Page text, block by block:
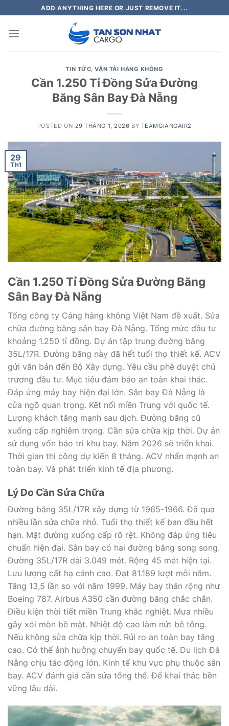
to
content
ADD ANYTHING HERE OR JUST REMOVE IT...
TIN TỨC,VẬN TẢI HÀNG KHÔNG
Cần 1.250 Tỉ Đồng Sửa Đường
Băng Sân Bay Đà Nẵng
POSTED ON 29 THÁNG 1, 2026 BY TEAMGIANGAIR2
29
Th1
Cần 1.250 Tỉ Đồng Sửa Đường Băng
Sân Bay Đà Nẵng
Tổng công ty Cảng hàng không Việt Nam đề xuất. Sửa
chữa đường băng sân bay Đà Nẵng. Tổng mức đầu tư
khoảng 1.250 tỉ đồng. Dự án tập trung đường băng
35L/17R. Đường băng này đã hết tuổi thọ thiết kế. ACV
gửi văn bản đến Bộ Xây dựng. Yêu cầu phê duyệt chủ
trương đầu tư. Mục tiêu đảm bảo an toàn khai thác.
Đáp ứng máy bay hiện đại lớn. Sân bay Đà Nẵng là
cửa ngõ quan trọng. Kết nối miền Trung với quốc tế.
Lượng khách tăng mạnh sau dịch. Đường băng cũ
xuống cấp nghiêm trọng. Cần sửa chữa kịp thời. Dự án
sử dụng vốn bảo trì khu bay. Năm 2026 sẽ triển khai.
Thời gian thi công dự kiến 8 tháng. ACV nhấn mạnh an
toàn bay. Và phát triển kinh tế địa phương.
Lý Do Cần Sửa Chữa
Đường băng 35L/17R xây dựng từ 1965-1966. Đã qua
nhiều lần sửa chữa nhỏ. Tuổi thọ thiết kế ban đầu hết
hạn. Mặt đường xuống cấp rõ rệt. Không đáp ứng tiêu
chuẩn hiện đại. Sân bay có hai đường băng song song.
Đường 35L/17R dài 3.049 mét. Rộng 45 mét hiện tại.
Lưu lượng cất hạ cánh cao. Đạt 81.189 lượt mỗi năm.
Tăng 13,5 lần so với năm 1999. Máy bay thân rộng như
Boeing 787. Airbus A350 cần đường băng chắc chắn.
Điều kiện thời tiết miền Trung khắc nghiệt. Mưa nhiều
gây xói mòn bề mặt. Nhiệt độ cao làm nứt bê tông.
Nếu không sửa chữa kịp thời. Rủi ro an toàn bay tăng
cao. Có thể ảnh hưởng chuyến bay quốc tế. Du lịch Đà
Nẵng chịu tác động lớn. Kinh tế khu vực phụ thuộc sân
bay. ACV đánh giá cần sửa tổng thể. Để khai thác bền
vững lâu dài.